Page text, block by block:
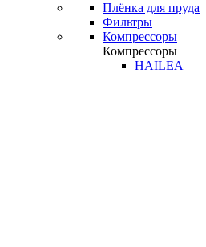
Плёнка для пруда
Фильтры
Компрессоры
Компрессоры
HAILEA